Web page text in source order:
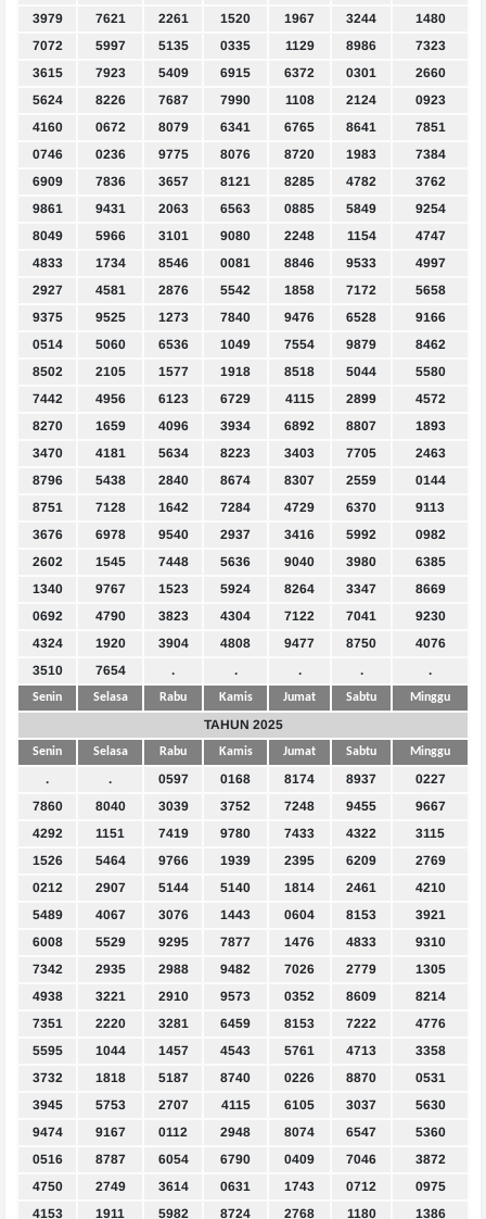
3979
7621 2261 1520 1967 3244
1480
7072
5997 5135 0335 1129 8986
7323
3615
7923 5409 6915 6372 0301
2660
5624
8226 7687 7990 1108 2124
0923
4160
0672 8079 6341 6765 8641
7851
0746
0236 9775 8076 8720 1983
7384
6909
7836 3657 8121 8285 4782
3762
9861
9431 2063 6563 0885 5849
9254
8049
5966 3101 9080 2248 1154
4747
4833
1734 8546 0081 8846 9533
4997
2927
4581 2876 5542 1858 7172
5658
9375
9525 1273 7840 9476 6528
9166
0514
5060 6536 1049 7554 9879
8462
8502
2105 1577 1918 8518 5044
5580
7442
4956 6123 6729 4115 2899
4572
8270
1659 4096 3934 6892 8807
1893
3470
4181 5634 8223 3403 7705
2463
8796
5438 2840 8674 8307 2559
0144
8751
7128 1642 7284 4729 6370
9113
3676
6978 9540 2937 3416 5992
0982
2602
1545 7448 5636 9040 3980
6385
1340
9767 1523 5924 8264 3347
8669
0692
4790 3823 4304 7122 7041
9230
4324
1920 3904 4808 9477 8750
4076
3510
7654 . . . . .
Senin Selasa Rabu Kamis Jumat Sabtu Minggu
TAHUN 2025
Senin Selasa Rabu Kamis Jumat Sabtu Minggu
. . 0597 0168 8174 8937
0227
7860
8040 3039 3752 7248 9455
9667
4292
1151 7419 9780 7433 4322
3115
1526
5464 9766 1939 2395 6209
2769
0212
2907 5144 5140 1814 2461
4210
5489
4067 3076 1443 0604 8153
3921
6008
5529 9295 7877 1476 4833
9310
7342
2935 2988 9482 7026 2779
1305
4938
3221 2910 9573 0352 8609
8214
7351
2220 3281 6459 8153 7222
4776
5595
1044 1457 4543 5761 4713
3358
3732
1818 5187 8740 0226 8870
0531
3945
5753 2707 4115 6105 3037
5630
9474
9167 0112 2948 8074 6547
5360
0516
8787 6054 6790 0409 7046
3872
4750
2749 3614 0631 1743 0712
0975
4153
1911 5982 8724 2768 1180 1386